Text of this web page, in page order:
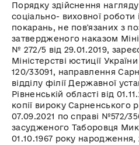
Порядку здійснення
соціально- виховної
покарань, не пов'язаних з
затвердженого наказом
№ 272/5 від 29.01.2019,
Міністерстві юстиції
120/33091, направлення
відділу філії Державної
Рівненській області від
копії вироку Сарненського
07.09.2021 по справі №572/
засудженого Таборовця
01.10.1967 року